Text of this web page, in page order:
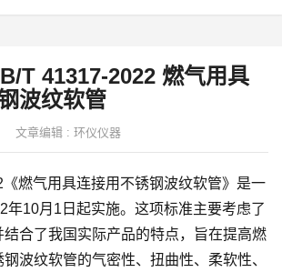
T 41317-2022 燃气用具
波纹软管
文章编辑 : 环仪仪器
燃气用具连接用不锈钢波纹软管》是一
年10月1日起实施。这项标准主要考虑了
合了我国实际产品的特点，旨在提高燃
波纹软管的气密性、扭曲性、柔软性、